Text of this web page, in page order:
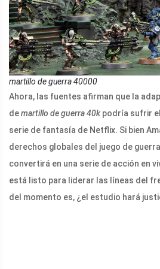
martillo de guerra 40000
Ahora, las fuentes afirman que la
demartillo de guerra 40k podría sufrir
serie de fantasía de Netflix. Si bien
derechos globales del juego de
convertirá en una serie de acción en
está listo para liderar las líneas del
del momento es, ¿el estudio hará